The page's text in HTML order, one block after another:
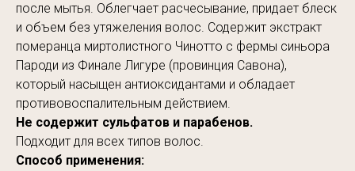
после мытья. Облегчает расчесывание, придает блеск
и объем без утяжеления волос. Содержит экстракт
померанца миртолистного Чинотто с фермы синьора
Пароди из Финале Лигуре (провинция Савона),
который насыщен антиоксидантами и обладает
противовоспалительным действием.
Не содержит сульфатов и парабенов.
Подходит для всех типов волос.
Способ применения: